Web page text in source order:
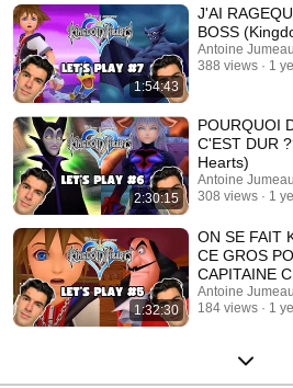
1:54:43
J'AI
BOSS
Antoine Jumeau
388 views
1
2:30:15
POURQUOI
C'EST DUR
Hearts)
Antoine Jumeau
308 views
1
1:32:30
ON SE FAIT
CE GROS
CAPITAINE
(Kingdom
Antoine Jumeau
184 views
1